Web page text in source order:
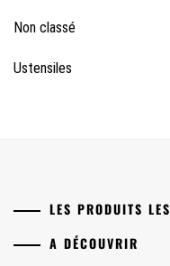
Non classé
Ustensiles
LES PRODUITS
A DÉCOUVRIR